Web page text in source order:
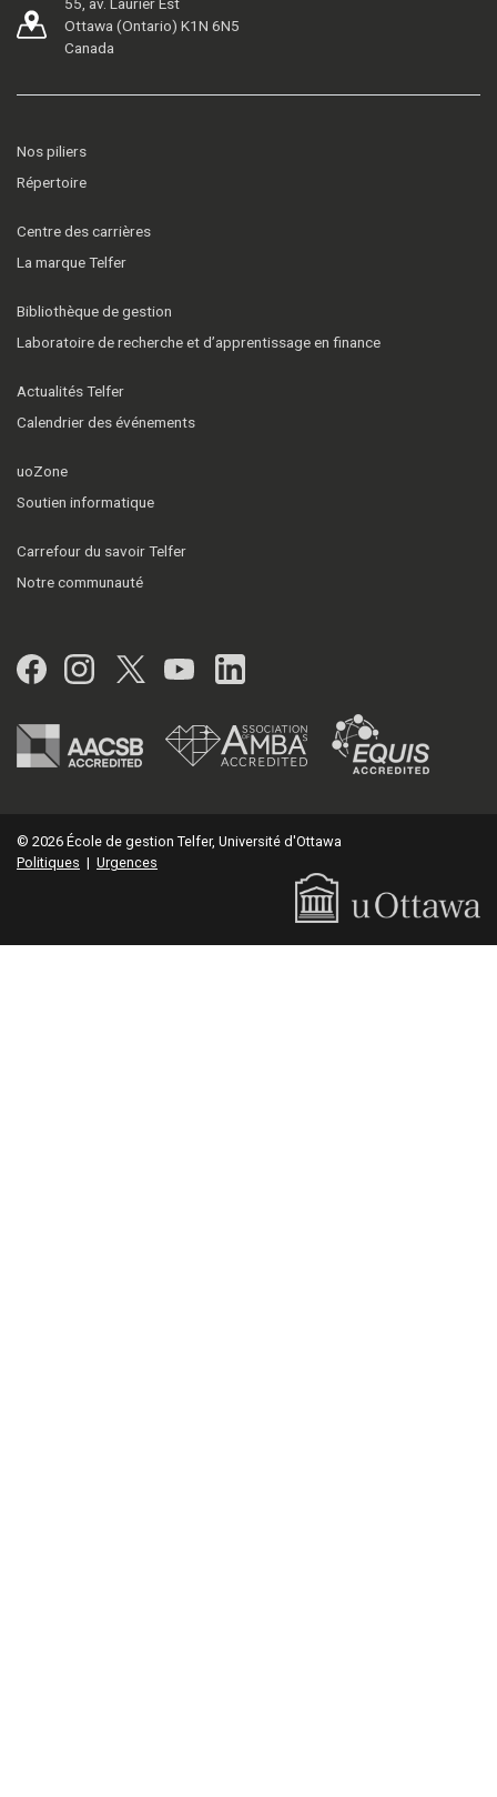
Ottawa (Ontario) K1N 6N5
Canada
Nos piliers
Répertoire
Centre des carrières
La marque Telfer
Bibliothèque de gestion
Laboratoire de recherche et d’apprentissage en finance
Actualités Telfer
Calendrier des événements
uoZone
Soutien informatique
Carrefour du savoir Telfer
Notre communauté
Facebook
Instagram
Twitter
YouTubeLinkedIn
© 2026 École de gestion Telfer, Université d'Ottawa
Politiques | Urgences